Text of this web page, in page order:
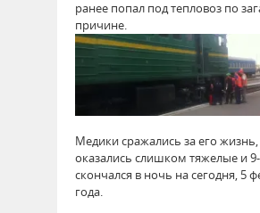
ранее попал под тепловоз по
причине.
Медики сражались за его
оказались слишком тяжелые и
скончался в ночь на сегодня, 5
года.